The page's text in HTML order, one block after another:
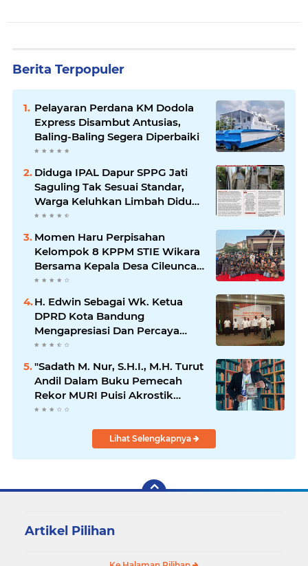
Berita Terpopuler
Pelayaran Perdana KM Dodola
Express Disambut Antusias,
Baling-Baling Segera Diperbaiki
Diduga IPAL Dapur SPPG Jati
Saguling Tak Sesuai Standar,
Warga Keluhkan Limbah Diduga
Mengalir ke Sungai
Momen Haru Perpisahan
Kelompok 8 KPPM STIE Wikara
Bersama Kepala Desa Cileunca
di Kecamatan Bojong
H. Edwin Sebagai Wk. Ketua
DPRD Kota Bandung
Mengapresiasi Dan Percaya
Penuh Kepada Kepemimpinan
Merdi Hajiji Sebagai ketua DPD
Lpm Kota Bandung Periode
2021-2026
"Sadath M. Nur, S.H.I., M.H. Turut
Andil Dalam Buku Pemecah
Rekor MURI Puisi Akrostik
Terbanyak
Lihat Selengkapnya
Artikel Pilihan